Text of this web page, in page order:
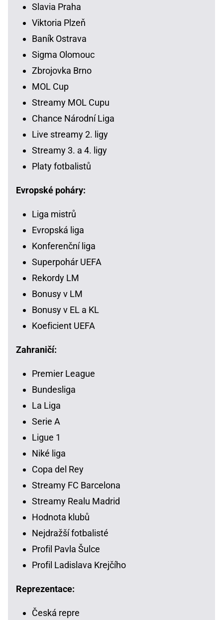
Slavia Praha
Viktoria Plzeň
Baník Ostrava
Sigma Olomouc
Zbrojovka Brno
MOL Cup
Streamy MOL Cupu
Chance Národní Liga
Live streamy 2. ligy
Streamy 3. a 4. ligy
Platy fotbalistů
Evropské poháry:
Liga mistrů
Evropská liga
Konferenční liga
Superpohár UEFA
Rekordy LM
Bonusy v LM
Bonusy v EL a KL
Koeficient UEFA
Zahraničí:
Premier League
Bundesliga
La Liga
Serie A
Ligue 1
Niké liga
Copa del Rey
Streamy FC Barcelona
Streamy Realu Madrid
Hodnota klubů
Nejdražší fotbalisté
Profil Pavla Šulce
Profil Ladislava Krejčího
Reprezentace:
Česká repre